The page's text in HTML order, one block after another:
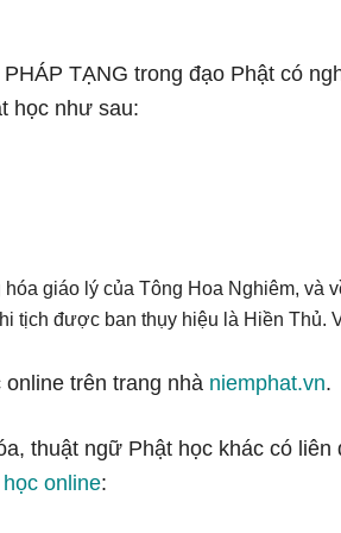
TẠNG trong đạo Phật có
học như sau:
giáo lý của Tông Hoa Nghiêm, và
tịch được ban thụy hiệu là Hiền Thủ.
trên trang nhà niemphat.vn.
thuật ngữ Phật học khác có liên
online: